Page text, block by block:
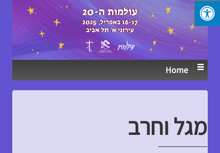
↓
SKIP
TO
CONTENT
Home
מגל וחרב